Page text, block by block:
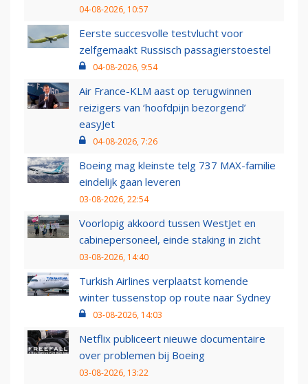
04-08-2026, 10:57
Eerste succesvolle testvlucht voor
zelfgemaakt Russisch passagierstoestel
04-08-2026, 9:54
Air France-KLM aast op terugwinnen
reizigers van ‘hoofdpijn bezorgend’
easyJet
04-08-2026, 7:26
Boeing mag kleinste telg 737 MAX-familie
eindelijk gaan leveren
03-08-2026, 22:54
Voorlopig akkoord tussen WestJet en
cabinepersoneel, einde staking in zicht
03-08-2026, 14:40
Turkish Airlines verplaatst komende
winter tussenstop op route naar Sydney
03-08-2026, 14:03
Netflix publiceert nieuwe documentaire
over problemen bij Boeing
03-08-2026, 13:22